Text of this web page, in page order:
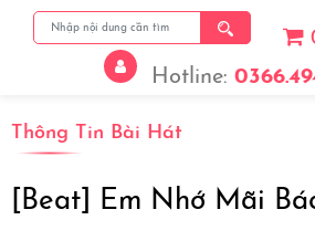
Hotline:
Thông Tin Bài Hát
[Beat] Em Nhớ Mãi